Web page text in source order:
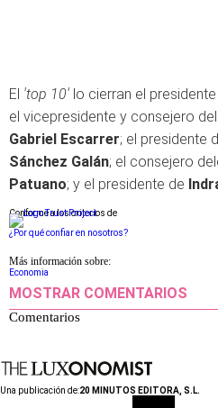
El 'top 10' lo cierran el
el vicepresidente y consejero
Gabriel Escarrer; el presidente
Sánchez Galán; el consejero
Patuano; y el presidente de
Conforme a los criterios de
¿Por qué confiar en nosotros?
Más información sobre:
Economia
MOSTRAR COMENTARIOS
Comentarios
Una publicación de:20 MINUTOS EDITORA, S.L.